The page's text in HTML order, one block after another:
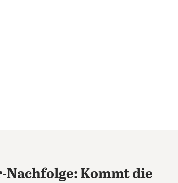
teilenteilen
Kommt die